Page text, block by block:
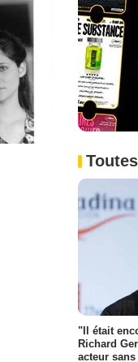
"Il était
Richard
acteur